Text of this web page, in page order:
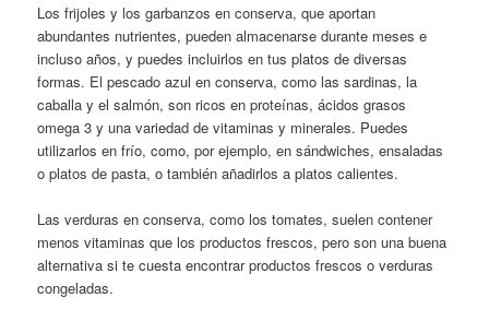
Los frijoles y los garbanzos en conserva, que aportan
abundantes nutrientes, pueden almacenarse durante meses e
incluso años, y puedes incluirlos en tus platos de diversas
formas. El pescado azul en conserva, como las sardinas, la
caballa y el salmón, son ricos en proteínas, ácidos grasos
omega 3 y una variedad de vitaminas y minerales. Puedes
utilizarlos en frío, como, por ejemplo, en sándwiches, ensaladas
o platos de pasta, o también añadirlos a platos calientes.
Las verduras en conserva, como los tomates, suelen contener
menos vitaminas que los productos frescos, pero son una buena
alternativa si te cuesta encontrar productos frescos o verduras
congeladas.